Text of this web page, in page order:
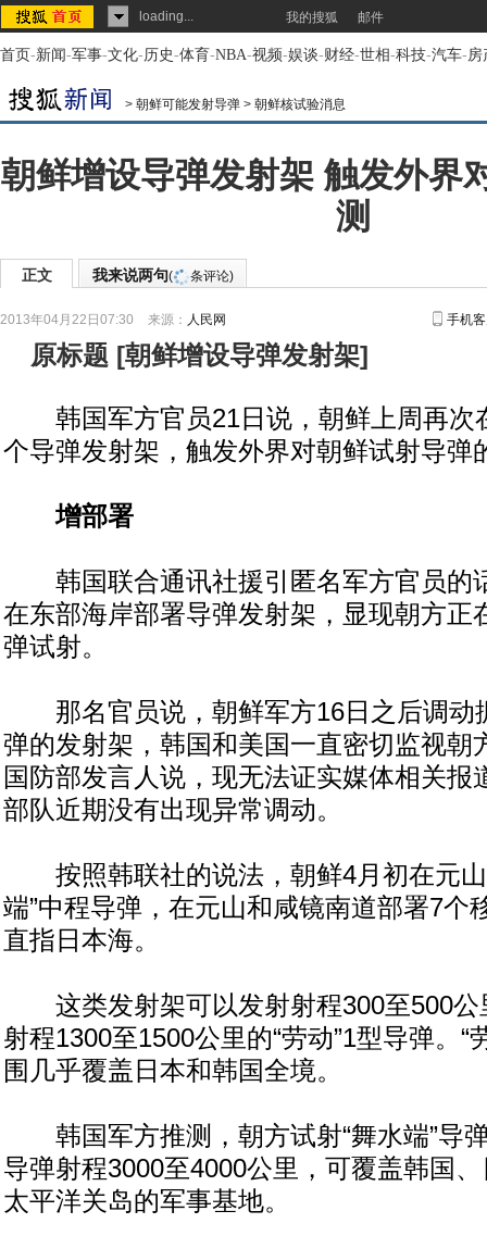
loading... 我的搜狐 邮件
首页-新闻-军事-文化-历史-体育-NBA-视频-娱谈-财经-世相-科技-汽车-房
> 朝鲜可能发射导弹 > 朝鲜核试验消息
朝鲜增设导弹发射架 触发外界
测
正文 我来说两句( 条评论)
2013年04月22日07:30 来源： 人民网 手机
原标题 [朝鲜增设导弹发射架]
韩国军方官员21日说，朝鲜上周再次
个导弹发射架，触发外界对朝鲜试射导弹
增部署
韩国联合通讯社援引匿名军方官员的
在东部海岸部署导弹发射架，显现朝方正
弹试射。
那名官员说，朝鲜军方16日之后调动
弹的发射架，韩国和美国一直密切监视朝
国防部发言人说，现无法证实媒体相关报
部队近期没有出现异常调动。
按照韩联社的说法，朝鲜4月初在元山
端”中程导弹，在元山和咸镜南道部署7个
直指日本海。
这类发射架可以发射射程300至500公
射程1300至1500公里的“劳动”1型导弹。“
围几乎覆盖日本和韩国全境。
韩国军方推测，朝方试射“舞水端”导
导弹射程3000至4000公里，可覆盖韩国
太平洋关岛的军事基地。